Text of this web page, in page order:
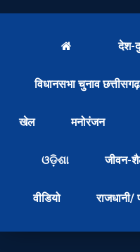
देश-
विधानसभा चुनाव छत्तीसगढ़
खेल मनोरंजन
ଓଡ଼ିଶା जीवन-
वीडियो राजधानी/